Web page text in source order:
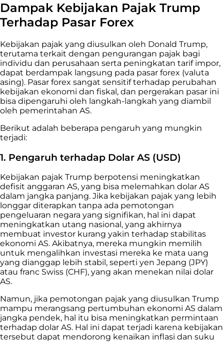
Dampak Kebijakan Pajak Trump
Terhadap Pasar Forex
Kebijakan pajak yang diusulkan oleh Donald Trump,
terutama terkait dengan pengurangan pajak bagi
individu dan perusahaan serta peningkatan tarif impor,
dapat berdampak langsung pada pasar forex (valuta
asing). Pasar forex sangat sensitif terhadap perubahan
kebijakan ekonomi dan fiskal, dan pergerakan pasar ini
bisa dipengaruhi oleh langkah-langkah yang diambil
oleh pemerintahan AS.
Berikut adalah beberapa pengaruh yang mungkin
terjadi:
1. Pengaruh terhadap Dolar AS (USD)
Kebijakan pajak Trump berpotensi meningkatkan
defisit anggaran AS, yang bisa melemahkan dolar AS
dalam jangka panjang. Jika kebijakan pajak yang lebih
longgar diterapkan tanpa ada pemotongan
pengeluaran negara yang signifikan, hal ini dapat
meningkatkan utang nasional, yang akhirnya
membuat investor kurang yakin terhadap stabilitas
ekonomi AS. Akibatnya, mereka mungkin memilih
untuk mengalihkan investasi mereka ke mata uang
yang dianggap lebih stabil, seperti yen Jepang (JPY)
atau franc Swiss (CHF), yang akan menekan nilai dolar
AS.
Namun, jika pemotongan pajak yang diusulkan Trump
mampu merangsang pertumbuhan ekonomi AS dalam
jangka pendek, hal itu bisa meningkatkan permintaan
terhadap dolar AS. Hal ini dapat terjadi karena kebijakan
tersebut dapat mendorong kenaikan inflasi dan suku